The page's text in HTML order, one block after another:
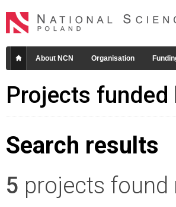
About NCN Organisation
Projects funded
Search results
5 projects found